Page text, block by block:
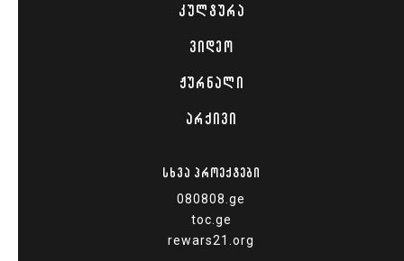
ᲙᲣᲚᲢᲣᲠᲐ
ᲕᲘᲓᲔᲝ
ᲟᲣᲠᲜᲐᲚᲘ
ᲐᲠᲥᲘᲕᲘ
ᲡᲮᲕᲐ ᲞᲠᲝᲔᲥᲢᲔᲑᲘ
080808.ge
toc.ge
rewars21.org